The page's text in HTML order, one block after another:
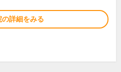
の詳細をみる